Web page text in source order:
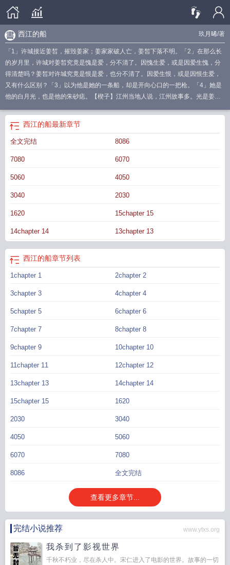
玖月晞/著
西江的船
「1」许城接近姜皙，摧毁姜家；姜家家破人亡，姜皙下落不明。「2」在那么长
的岁月里，许城对姜皙究竟是愧是爱，分不清了。因愧生爱，或是因爱生愧，分
得清楚吗？姜皙对许城究竟是恨是爱，也分不清了。因爱生恨，或是因恨生爱，
又有什么区别？「3」以为他是她的一条船，却是开向心口的一把枪。「4」她是
他的白月光，也是他的朱砂痣。【楔子】江州当地人说，江州故事多。光是姜家
你讲讲我们江州最传奇的许城吧。讲到他，自然是要讲他跟姜家那小女儿的故事
了。从哪一年讲起呢——微博：玖月晞2025年6月11日开坑。2025年6月26日入
v。无原型，谢绝带真人。地点架空。有私设，谢绝考究。注：女主身世特殊，无
江的船在线观看
西江的船TXT
江造船厂电话
西江的船玖月晞讲的是什么
里 西江的船晋江手机
西江的船最新章节
全文完结 8086
7080 6070
5060 4050
3040 2030
1620 15chapter 15
14chapter 14 13chapter 13
西江的船章节列表
1chapter 1 2chapter 2
3chapter 3 4chapter 4
5chapter 5 6chapter 6
7chapter 7 8chapter 8
9chapter 9 10chapter 10
11chapter 11 12chapter 12
13chapter 13 14chapter 14
15chapter 15 1620
2030 3040
4050 5060
6070 7080
8086 全文完结
查看更多章节...
完结小说推荐 www.ytxs.org
我杀到了影视世界
千秋不朽业，尽在杀人中。宋仁进入了电影的世界。故事的一切